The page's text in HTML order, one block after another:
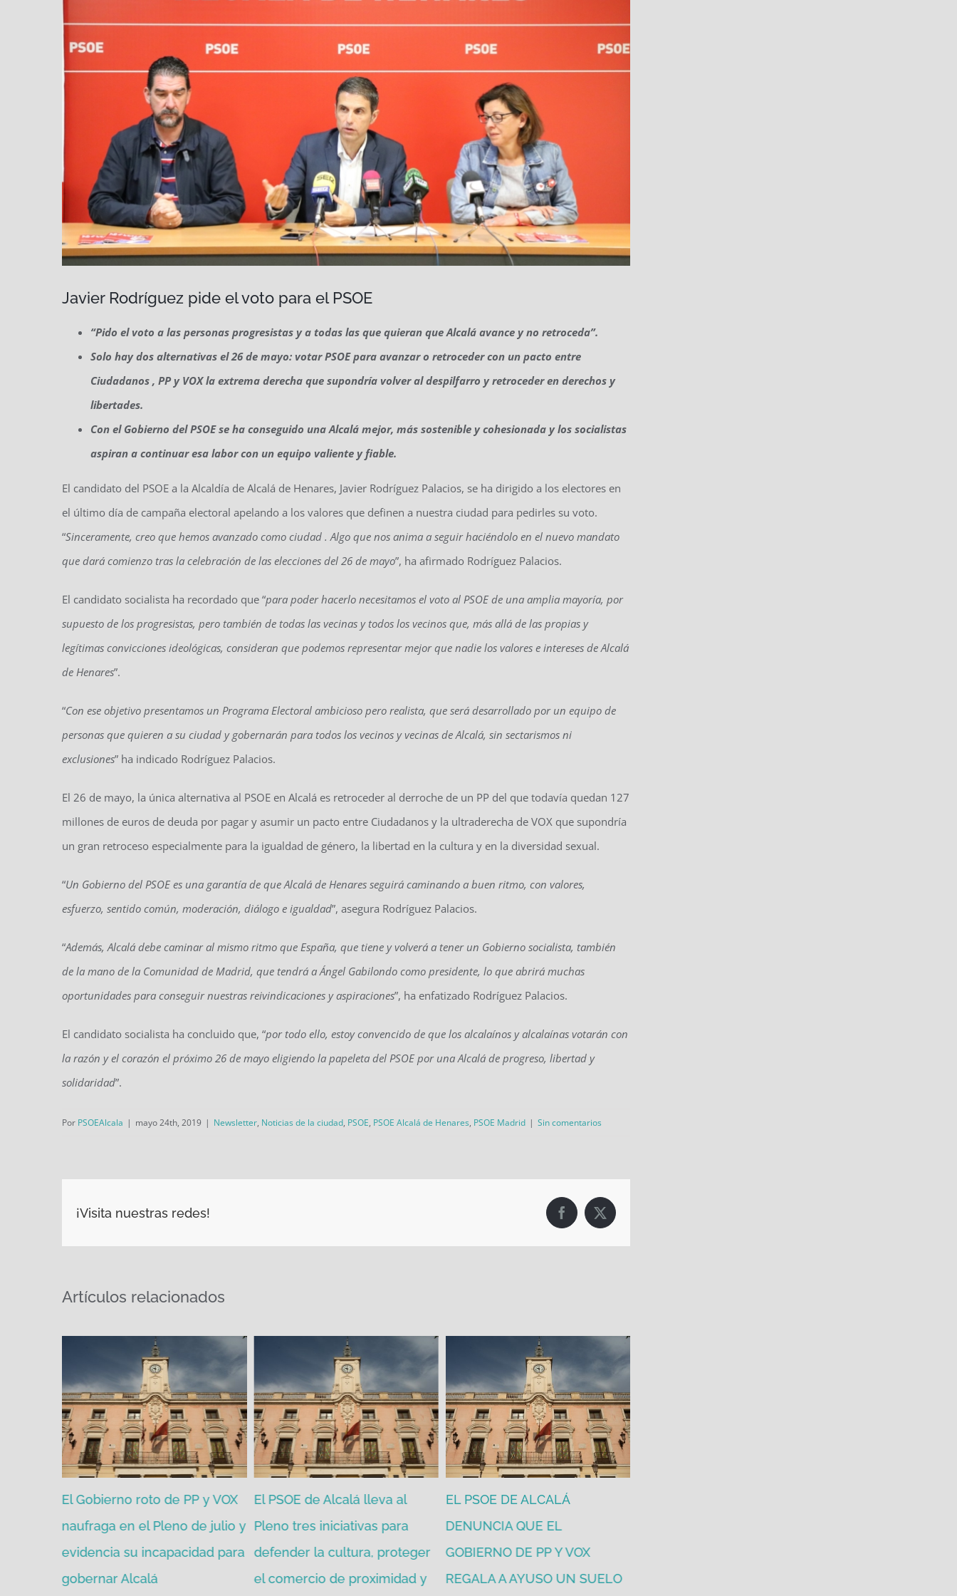
Javier Rodríguez pide el voto para el PSOE
“Pido el voto a las personas progresistas y a todas las que quieran que Alcalá avance y no retroceda”.
Solo hay dos alternativas el 26 de mayo: votar PSOE para avanzar o retroceder con un pacto entre
Ciudadanos , PP y VOX la extrema derecha que supondría volver al despilfarro y retroceder en derechos y
libertades.
Con el Gobierno del PSOE se ha conseguido una Alcalá mejor, más sostenible y cohesionada y los socialistas
aspiran a continuar esa labor con un equipo valiente y fiable.
El candidato del PSOE a la Alcaldía de Alcalá de Henares, Javier Rodríguez Palacios, se ha dirigido a los electores en
el último día de campaña electoral apelando a los valores que definen a nuestra ciudad para pedirles su voto.
“Sinceramente, creo que hemos avanzado como ciudad . Algo que nos anima a seguir haciéndolo en el nuevo mandato
que dará comienzo tras la celebración de las elecciones del 26 de mayo”, ha afirmado Rodríguez Palacios.
El candidato socialista ha recordado que “para poder hacerlo necesitamos el voto al PSOE de una amplia mayoría, por
supuesto de los progresistas, pero también de todas las vecinas y todos los vecinos que, más allá de las propias y
legítimas convicciones ideológicas, consideran que podemos representar mejor que nadie los valores e intereses de Alcalá
de Henares”.
“Con ese objetivo presentamos un Programa Electoral ambicioso pero realista, que será desarrollado por un equipo de
personas que quieren a su ciudad y gobernarán para todos los vecinos y vecinas de Alcalá, sin sectarismos ni
exclusiones” ha indicado Rodríguez Palacios.
El 26 de mayo, la única alternativa al PSOE en Alcalá es retroceder al derroche de un PP del que todavía quedan 127
millones de euros de deuda por pagar y asumir un pacto entre Ciudadanos y la ultraderecha de VOX que supondría
un gran retroceso especialmente para la igualdad de género, la libertad en la cultura y en la diversidad sexual.
“Un Gobierno del PSOE es una garantía de que Alcalá de Henares seguirá caminando a buen ritmo, con valores,
esfuerzo, sentido común, moderación, diálogo e igualdad”, asegura Rodríguez Palacios.
“Además, Alcalá debe caminar al mismo ritmo que España, que tiene y volverá a tener un Gobierno socialista, también
de la mano de la Comunidad de Madrid, que tendrá a Ángel Gabilondo como presidente, lo que abrirá muchas
oportunidades para conseguir nuestras reivindicaciones y aspiraciones”, ha enfatizado Rodríguez Palacios.
El candidato socialista ha concluido que, “por todo ello, estoy convencido de que los alcalaínos y alcalaínas votarán con
la razón y el corazón el próximo 26 de mayo eligiendo la papeleta del PSOE por una Alcalá de progreso, libertad y
solidaridad”.
Por PSOEAlcala | mayo 24th, 2019 | Newsletter, Noticias de la ciudad, PSOE, PSOE Alcalá de Henares, PSOE Madrid | Sin comentarios
¡Visita nuestras redes! Facebook
X
Artículos relacionados
El Gobierno roto de PP y VOX
naufraga en el Pleno de julio y
evidencia su incapacidad para
gobernar Alcalá
El PSOE de Alcalá lleva al
Pleno tres iniciativas para
defender la cultura, proteger
el comercio de proximidad y
EL PSOE DE ALCALÁ
DENUNCIA QUE EL
GOBIERNO DE PP Y VOX
REGALA A AYUSO UN SUELO